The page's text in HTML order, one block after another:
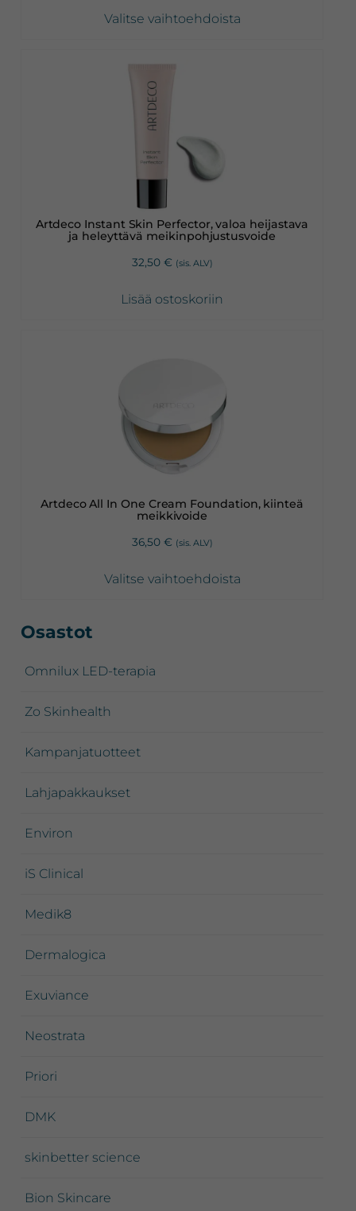
Valitse vaihtoehdoista
Artdeco Instant Skin Perfector, valoa heijastava
ja heleyttävä meikinpohjustusvoide
32,50 € (sis. ALV)
Lisää ostoskoriin
Artdeco All In One Cream Foundation, kiinteä
meikkivoide
36,50 € (sis. ALV)
Valitse vaihtoehdoista
Ensisijainen
Osastot
Omnilux LED-terapia
Zo Skinhealth
Kampanjatuotteet
Lahjapakkaukset
Environ
iS Clinical
Medik8
Dermalogica
Exuviance
Neostrata
Priori
DMK
skinbetter science
Bion Skincare